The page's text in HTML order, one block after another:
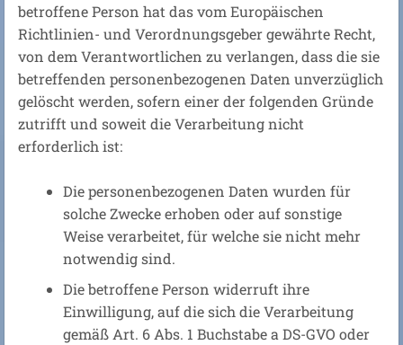
betroffene Person hat das vom Europäischen
Richtlinien- und Verordnungsgeber gewährte Recht,
von dem Verantwortlichen zu verlangen, dass die sie
betreffenden personenbezogenen Daten unverzüglich
gelöscht werden, sofern einer der folgenden Gründe
zutrifft und soweit die Verarbeitung nicht
erforderlich ist:
Die personenbezogenen Daten wurden für
solche Zwecke erhoben oder auf sonstige
Weise verarbeitet, für welche sie nicht mehr
notwendig sind.
Die betroffene Person widerruft ihre
Einwilligung, auf die sich die Verarbeitung
gemäß Art. 6 Abs. 1 Buchstabe a DS-GVO oder